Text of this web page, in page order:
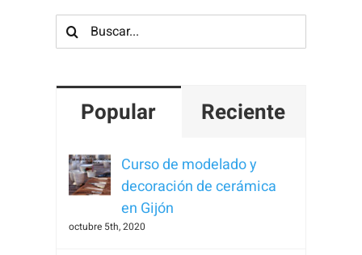
Buscar:
Popular Reciente
Curso de modelado y
decoración de cerámica
en Gijón
octubre 5th, 2020
de la web, en
se usa la
Para que
nuestra web